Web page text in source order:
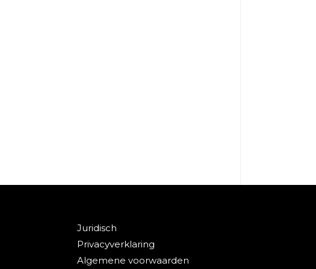
Juridisch
Privacyverklaring
Algemene voorwaarden